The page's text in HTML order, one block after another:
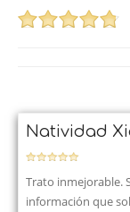
Natividad
Trato inmejorable.
información que